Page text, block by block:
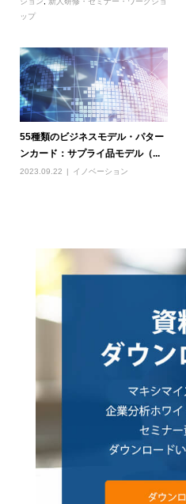
ップ
55種類のビジネスモデル・パター
ンカード：サプライ品モデル（...
2023.09.22 イノベーション